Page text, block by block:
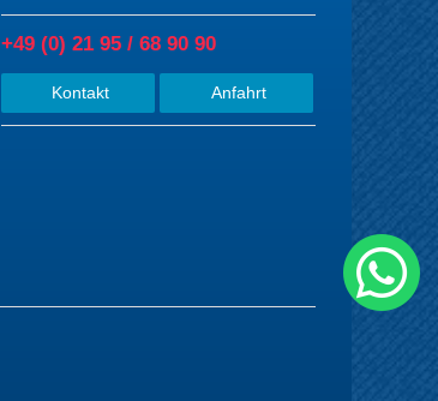
+49 (0) 21 95 / 68 90 90
Kontakt Anfahrt